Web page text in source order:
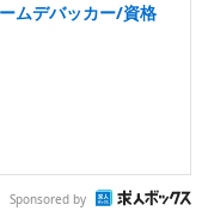
ムデバッカー/資格
Sponsored by